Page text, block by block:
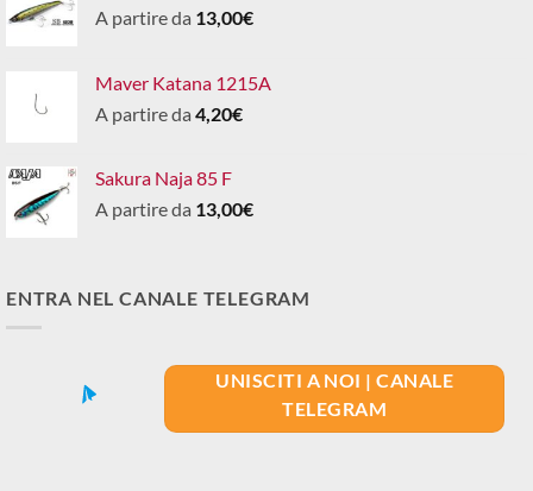
A partire da 13,00€
Maver Katana 1215A
A partire da 4,20€
Sakura Naja 85 F
A partire da 13,00€
ENTRA NEL CANALE TELEGRAM
UNISCITI A NOI | CANALE
TELEGRAM